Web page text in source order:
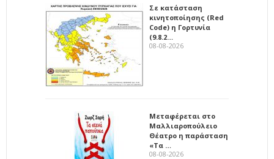
Σε κατάσταση
κινητοποίησης (Red
Code) η Γορτυνία
(9.8.2…
08-08-2026
Μεταφέρεται στο
Μαλλιαροπούλειο
Θέατρο η παράσταση
«Τα …
08-08-2026